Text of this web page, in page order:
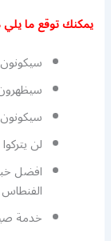
يمكنك توقع ما يلي
لن
افضل
خدمة